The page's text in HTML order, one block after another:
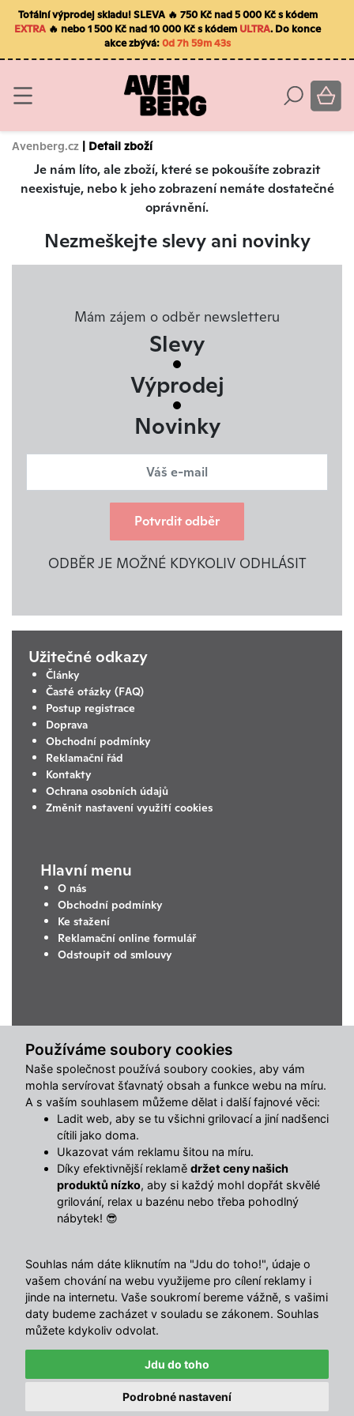
Používáme soubory cookies
Naše společnost používá soubory cookies, aby vám
mohla servírovat šťavnatý obsah a funkce webu na míru.
A s vaším souhlasem můžeme dělat i další fajnové věci:
Ladit web, aby se tu všichni grilovací a jiní nadšenci
cítili jako doma.
Ukazovat vám reklamu šitou na míru.
Díky efektivnější reklamě držet ceny našich
produktů nízko, aby si každý mohl dopřát skvělé
grilování, relax u bazénu nebo třeba pohodlný
nábytek! 😎
Souhlas nám dáte kliknutím na "Jdu do toho!", údaje o
vašem chování na webu využijeme pro cílení reklamy i
jinde na internetu. Vaše soukromí bereme vážně, s vašimi
daty budeme zacházet v souladu se zákonem. Souhlas
můžete kdykoliv odvolat.
Jdu do toho
Podrobné nastavení
Totální výprodej skladu! SLEVA 🔥 750 Kč nad 5 000 Kč s kódem
EXTRA 🔥 nebo 1 500 Kč nad 10 000 Kč s kódem ULTRA. Do konce
akce zbývá:0d 7h 59m 43s
Avenberg.cz | Detail zboží
Je nám líto, ale zboží, které se pokoušíte zobrazit
neexistuje, nebo k jeho zobrazení nemáte dostatečné
oprávnění.
Nezmeškejte slevy ani novinky
Mám zájem o odběr newsletteru
Slevy
Výprodej
Novinky
Potvrdit odběr
ODBĚR JE MOŽNÉ KDYKOLIV ODHLÁSIT
Užitečné odkazy
Články
Časté otázky (FAQ)
Postup registrace
Doprava
Obchodní podmínky
Reklamační řád
Kontakty
Ochrana osobních údajů
Změnit nastavení využití cookies
Hlavní menu
O nás
Obchodní podmínky
Ke stažení
Reklamační online formulář
Odstoupit od smlouvy
4.5/ 5
názory
© Avenberg.cz | Všechna
</MajorShop>
🔥 POSLEDNÍ DEN VÝPRODEJE 🔥
Nabídka končí za:
00
DNY
07
HOD
59
MIN
Sleva 750 Kč nad 5 000 Kč
nebo 1 500 Kč nad 10 000 Kč